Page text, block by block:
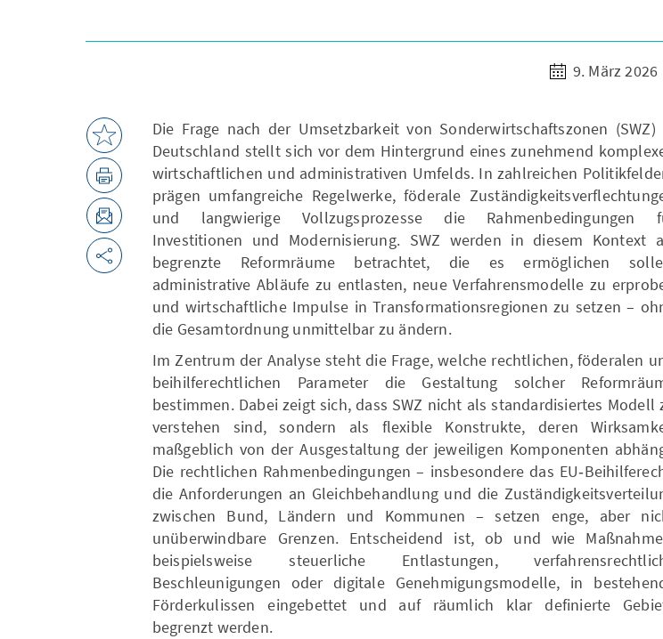
9. März 2026
Die Frage nach der Umsetzbarkeit von Sonderwirtschaftszonen (SWZ)
Deutschland stellt sich vor dem Hintergrund eines zunehmend
wirtschaftlichen und administrativen Umfelds. In zahlreichen
prägen umfangreiche Regelwerke, föderale
und langwierige Vollzugsprozesse die Rahmenbedingungen
Investitionen und Modernisierung. SWZ werden in diesem Kontext
begrenzte Reformräume betrachtet, die es ermöglichen
administrative Abläufe zu entlasten, neue Verfahrensmodelle zu
und wirtschaftliche Impulse in Transformationsregionen zu setzen –
die Gesamtordnung unmittelbar zu ändern.
Im Zentrum der Analyse steht die Frage, welche rechtlichen, föderalen
beihilferechtlichen Parameter die Gestaltung solcher
bestimmen. Dabei zeigt sich, dass SWZ nicht als standardisiertes Modell
verstehen sind, sondern als flexible Konstrukte, deren
maßgeblich von der Ausgestaltung der jeweiligen Komponenten
Die rechtlichen Rahmenbedingungen – insbesondere das
die Anforderungen an Gleichbehandlung und die
zwischen Bund, Ländern und Kommunen – setzen enge, aber
unüberwindbare Grenzen. Entscheidend ist, ob und wie
beispielsweise steuerliche Entlastungen,
Beschleunigungen oder digitale Genehmigungsmodelle, in
Förderkulissen eingebettet und auf räumlich klar definierte
begrenzt werden.